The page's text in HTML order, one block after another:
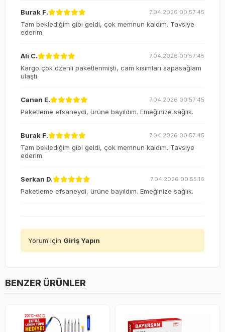
Burak F. 7.04.2026 00:57:45
Tam beklediğim gibi geldi, çok memnun kaldım. Tavsiye
ederim.
Ali C. 7.04.2026 00:57:45
Kargo çok özenli paketlenmişti, cam kısımları sapasağlam
ulaştı.
Canan E. 7.04.2026 00:57:45
Paketleme efsaneydi, ürüne bayıldım. Emeğinize sağlık.
Burak F. 7.04.2026 00:57:45
Tam beklediğim gibi geldi, çok memnun kaldım. Tavsiye
ederim.
Serkan D. 7.04.2026 00:55:16
Paketleme efsaneydi, ürüne bayıldım. Emeğinize sağlık.
Yorum için Giriş Yapın
BENZER ÜRÜNLER